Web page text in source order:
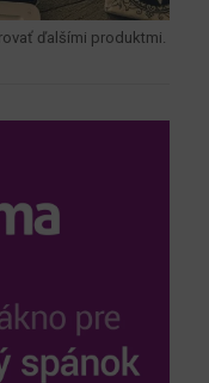
ďalšími produktmi.